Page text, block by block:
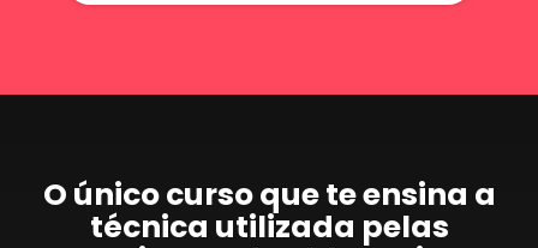
O único curso que te ensina a
técnica utilizada pelas